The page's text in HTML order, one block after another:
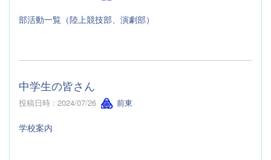
部活動一覧（陸上競技部、演劇部）
中学生の皆さん
投稿日時 : 2024/07/26 前東
学校案内